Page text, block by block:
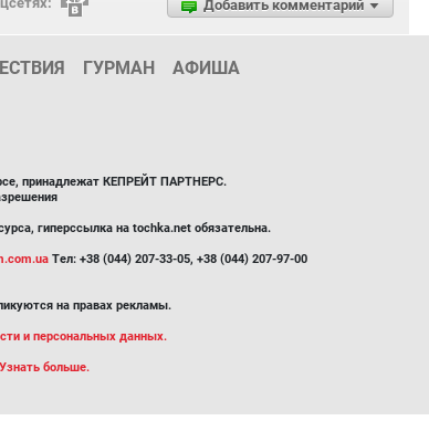
Добавить комментарий
ГУРМАН АФИША
принадлежат КЕПРЕЙТ ПАРТНЕРС.
гиперссылка на tochka.net обязательна.
Тел: +38 (044) 207-33-05, +38 (044) 207-97-00
на правах рекламы.
и персональных данных.
Узнать больше.